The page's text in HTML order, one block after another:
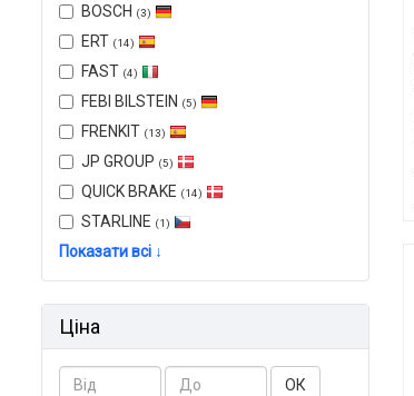
BOSCH (3)
ERT (14)
FAST (4)
FEBI BILSTEIN (5)
FRENKIT (13)
JP GROUP (5)
QUICK BRAKE (14)
STARLINE (1)
Показати всі ↓
Ціна
ОК